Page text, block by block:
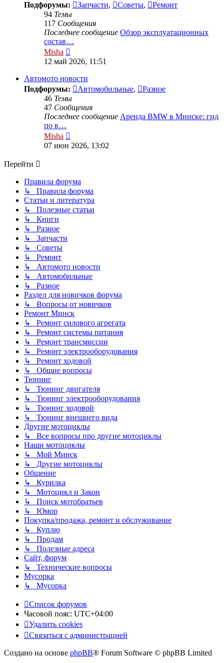
Подфорумы:
Запчасти, Советы,
Ремонт
94 Темы
117 Сообщения
Последнее сообщение Обзор эксплуатационных
состав…
Misha
к
последнему
сообщению
12 май 2026, 11:51
Автомото новости
Подфорумы:
Автомобильные,
Разное
46 Темы
47 Сообщения
Последнее сообщение Аренда BMW в Минске: гид
по в…
Misha
к
последнему
07 июн 2026, 13:02
Перейти
Правила форума
↳ Правила форума
Статьи и литература
↳ Полезные статьи
↳ Книги
↳ Разное
↳ Запчасти
↳ Советы
↳ Ремонт
↳ Автомото новости
↳ Автомобильные
↳ Разное
Раздел для новичков форума
↳ Вопросы от новичков
Ремонт Минск
↳ Ремонт силового агрегата
↳ Ремонт системы питания
↳ Ремонт трансмиссии
↳ Ремонт электрооборудования
↳ Ремонт ходовой
↳ Общие вопросы
Тюнинг
↳ Тюнинг двигателя
↳ Тюнинг электрооборудования
↳ Тюнинг ходовой
↳ Тюнинг внешнего вида
Другие мотоциклы
↳ Все вопросы про другие мотоциклы
Наши мотоциклы
↳ Мой Минск
↳ Другие мотоциклы
Общение
↳ Курилка
↳ Мотоцикл и Закон
↳ Поиск мотобратьев
↳ Юмор
Покупка/продажа, ремонт и обслуживание
↳ Куплю
↳ Продам
↳ Полезные адреса
Сайт, форум
↳ Технические вопросы
Мусорка
↳ Мусорка
Список форумов
Часовой пояс: UTC+04:00
Удалить cookies
Связаться с администрацией
Создано на основе phpBB® Forum Software © phpBB Limited